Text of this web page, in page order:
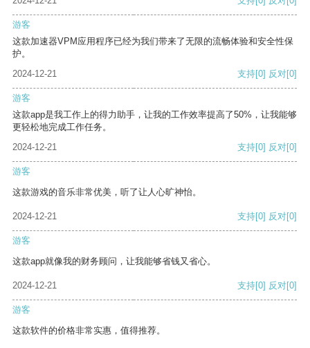
游客
这款加速器VPM应用程序已经为我们带来了无限的流畅体验和安全性保
护。
2024-12-21
支持[0] 反对[0]
游客
这款app是我工作上的得力助手，让我的工作效率提高了50%，让我能够
更轻松地完成工作任务。
2024-12-21
支持[0] 反对[0]
游客
这款游戏的音乐非常优美，听了让人心旷神怡。
2024-12-21 支持[0] 反对[0]
游客
这款app就像我的财务顾问，让我能够省钱又省心。
2024-12-21 支持[0] 反对[0]
游客
这款软件的价格非常实惠，值得推荐。